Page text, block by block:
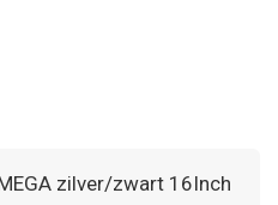
zilver/zwart 16Inch